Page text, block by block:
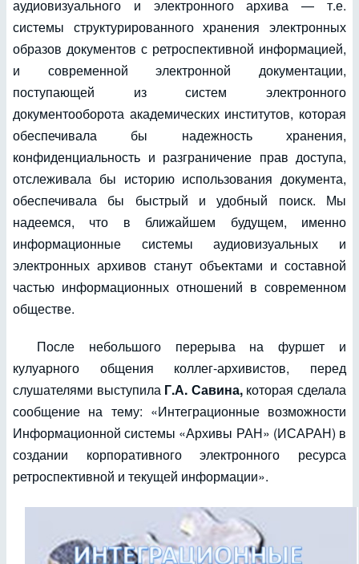
аудиовизуального и электронного архива — т.е.
системы структурированного хранения электронных
образов документов с ретроспективной информацией,
и современной электронной документации,
поступающей из систем электронного
документооборота академических институтов, которая
обеспечивала бы надежность хранения,
конфиденциальность и разграничение прав доступа,
отслеживала бы историю использования документа,
обеспечивала бы быстрый и удобный поиск. Мы
надеемся, что в ближайшем будущем, именно
информационные системы аудиовизуальных и
электронных архивов станут объектами и составной
частью информационных отношений в современном
обществе.
После небольшого перерыва на фуршет и
кулуарного общения коллег-архивистов, перед
слушателями выступила Г.А. Савина, которая сделала
сообщение на тему: «Интеграционные возможности
Информационной системы «Архивы РАН» (ИСАРАН) в
создании корпоративного электронного ресурса
ретроспективной и текущей информации».